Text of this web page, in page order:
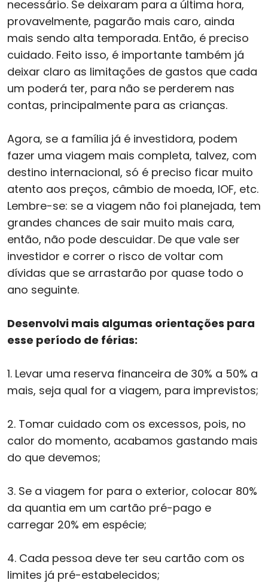
necessário. Se deixaram para a última hora,
provavelmente, pagarão mais caro, ainda
mais sendo alta temporada. Então, é preciso
cuidado. Feito isso, é importante também já
deixar claro as limitações de gastos que cada
um poderá ter, para não se perderem nas
contas, principalmente para as crianças.
Agora, se a família já é investidora, podem
fazer uma viagem mais completa, talvez, com
destino internacional, só é preciso ficar muito
atento aos preços, câmbio de moeda, IOF, etc.
Lembre-se: se a viagem não foi planejada, tem
grandes chances de sair muito mais cara,
então, não pode descuidar. De que vale ser
investidor e correr o risco de voltar com
dívidas que se arrastarão por quase todo o
ano seguinte.
Desenvolvi mais algumas orientações para
esse período de férias:
1. Levar uma reserva financeira de 30% a 50% a
mais, seja qual for a viagem, para imprevistos;
2. Tomar cuidado com os excessos, pois, no
calor do momento, acabamos gastando mais
do que devemos;
3. Se a viagem for para o exterior, colocar 80%
da quantia em um cartão pré-pago e
carregar 20% em espécie;
4. Cada pessoa deve ter seu cartão com os
limites já pré-estabelecidos;